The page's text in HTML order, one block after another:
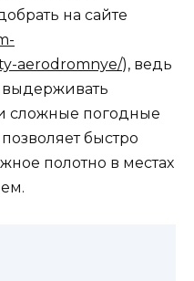
на сайте
aerodromnye/), ведь
сложные погодные
быстро
полотно в местах